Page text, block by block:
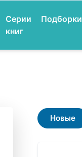
Серии
книг
Подборки
Новые